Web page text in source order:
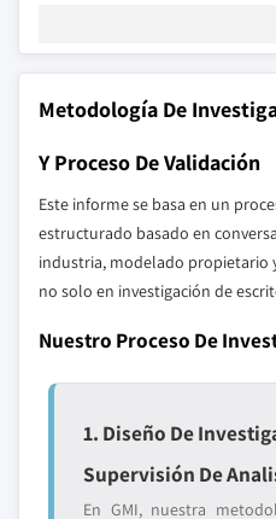
Metodología De
Y Proceso De Validación
Este informe se basa en un
estructurado basado en
industria, modelado propietario
no solo en investigación de
Nuestro Proceso De
1. Diseño De
Supervisión De
En GMI, nuestra